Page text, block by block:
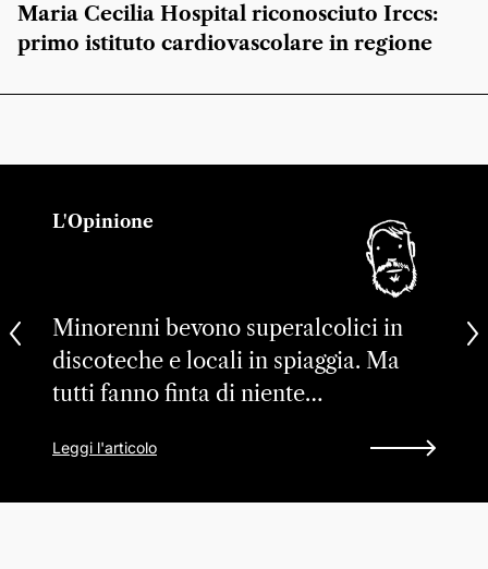
Maria Cecilia Hospital riconosciuto Irccs:
primo istituto cardiovascolare in regione
L'Opinione
Minorenni bevono superalcolici in
discoteche e locali in spiaggia. Ma
tutti fanno finta di niente…
Leggi l'articolo